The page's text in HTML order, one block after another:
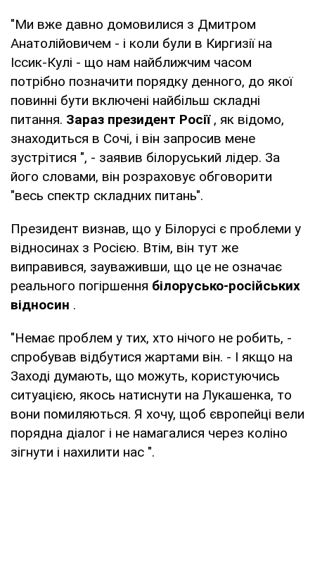
"Ми вже давно домовилися з Дмитром
Анатолійовичем - і коли були в Киргизії на
Іссик-Кулі - що нам найближчим часом
потрібно позначити порядку денного, до якої
повинні бути включені найбільш складні
питання. Зараз президент Росії, як відомо,
знаходиться в Сочі, і він запросив мене
зустрітися ", - заявив білоруський лідер. За
його словами, він розраховує обговорити
"весь спектр складних питань".
Президент визнав, що у Білорусі є проблеми у
відносинах з Росією. Втім, він тут же
виправився, зауваживши, що це не означає
реального погіршення білорусько-російських
відносин .
"Немає проблем у тих, хто нічого не робить, -
спробував відбутися жартами він. - І якщо на
Заході думають, що можуть, користуючись
ситуацією, якось натиснути на Лукашенка, то
вони помиляються. Я хочу, щоб європейці вели
порядна діалог і не намагалися через коліно
зігнути і нахилити нас ".